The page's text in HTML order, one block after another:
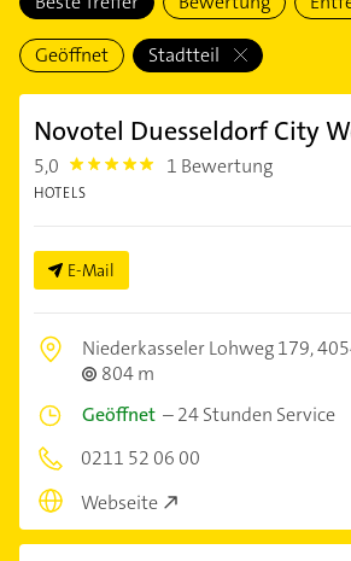
Geöffnet Stadtteil
Novotel Duesseldorf City
5,0 5.0 1 Bewertung
HOTELS
E-Mail
Niederkasseler Lohweg 179,
804 m
Geöffnet –24 Stunden Service
0211 52 06 00
Webseite